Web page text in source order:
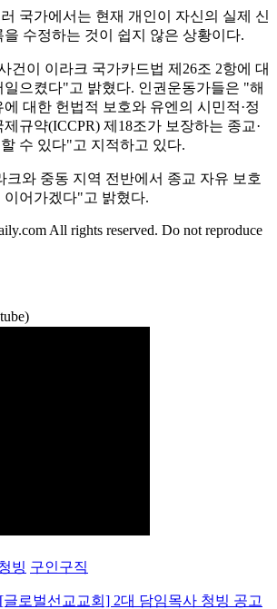
국가에서는 현재 개인이 자신의 실제 신
수정하는 것이 쉽지 않은 상황이다.
건이 이라크 국가카드법 제26조 2항에 대
으켰다"고 밝혔다. 인권운동가들은 "해
대한 헌법적 보호와 유엔의 시민적·정
규약(ICCPR) 제18조가 보장하는 종교·
수 있다"고 지적하고 있다.
크와 중동 지역 전반에서 종교 자유 보호
이어가겠다"고 밝혔다.
All rights reserved. Do not reproduce
빙 구인구직
[글로벌선교교회] 2대 담임목사 청빙 공고